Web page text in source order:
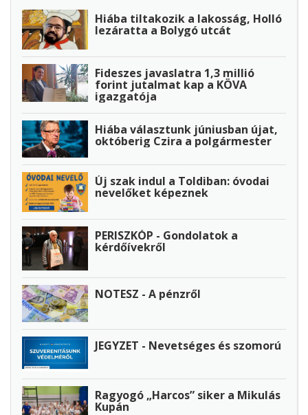
Hiába tiltakozik a lakosság, Holló
lezáratta a Bolygó utcát
Fideszes javaslatra 1,3 millió
forint jutalmat kap a KÖVA
igazgatója
Hiába választunk júniusban újat,
októberig Czira a polgármester
Új szak indul a Toldiban: óvodai
nevelőket képeznek
PERISZKÓP - Gondolatok a
kérdőívekről
NOTESZ - A pénzről
JEGYZET - Nevetséges és szomorú
Ragyogó „Harcos” siker a Mikulás
Kupán